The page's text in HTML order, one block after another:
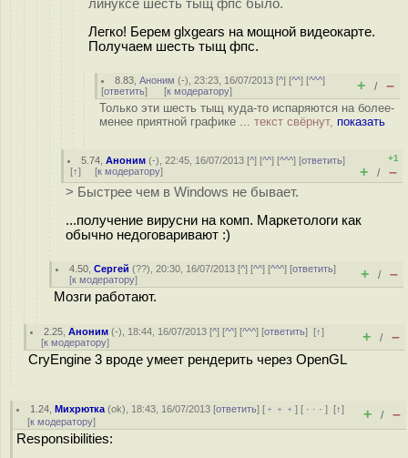
линуксе шесть тыщ фпс было.
Легко! Берем glxgears на мощной видеокарте.
Получаем шесть тыщ фпс.
8.83 ,Аноним (-), 23:23, 16/07/2013 [^] [^^] [^^^]
[ответить] [к модератору] + / –
Только эти шесть тыщ куда-то испаряются на более-
менее приятной графике ... текст свёрнут, показать
5.74 ,Аноним (-), 22:45, 16/07/2013 [^] [^^] [^^^] [ответить]
[↑] [к модератору]
+1
+ / –
> Быстрее чем в Windows не бывает.
...получение вирусни на комп. Маркетологи как
обычно недоговаривают :)
4.50 ,Сергей (??), 20:30, 16/07/2013 [^] [^^] [^^^] [ответить]
[к модератору] + / –
Мозги работают.
2.25 ,Аноним (-), 18:44, 16/07/2013 [^] [^^] [^^^] [ответить][↑]
[к модератору] + / –
CryEngine 3 вроде умеет рендерить через OpenGL
1.24 ,Михрютка (ok), 18:43, 16/07/2013 [ответить] [ ﹢﹢﹢] [ · · ·][↑]
[к модератору] + / –
Responsibilities: